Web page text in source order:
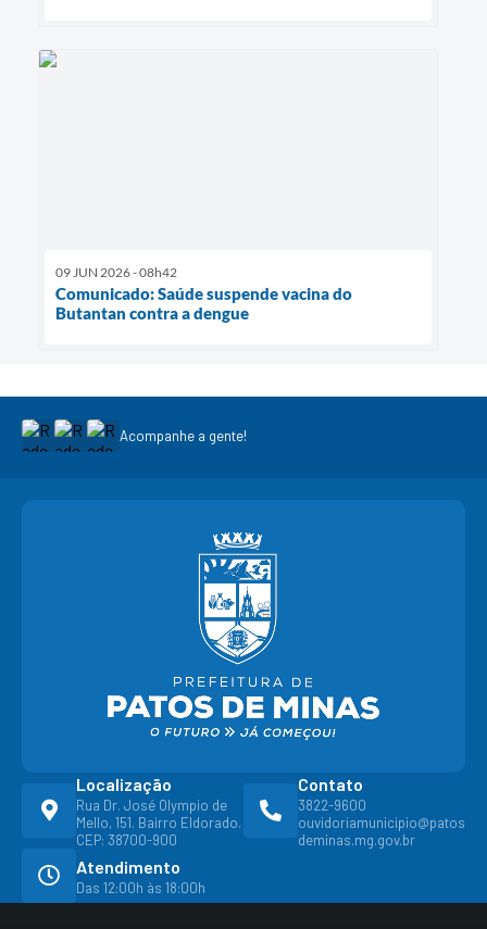
09 JUN 2026 - 08h42
Comunicado: Saúde suspende vacina do
Butantan contra a dengue
Acompanhe a gente!
Localização
Rua Dr. José Olympio de
Mello, 151. Bairro Eldorado.
CEP: 38700-900
Contato
3822-9600
ouvidoriamunicipio@patos
deminas.mg.gov.br
Atendimento
Das 12:00h às 18:00h